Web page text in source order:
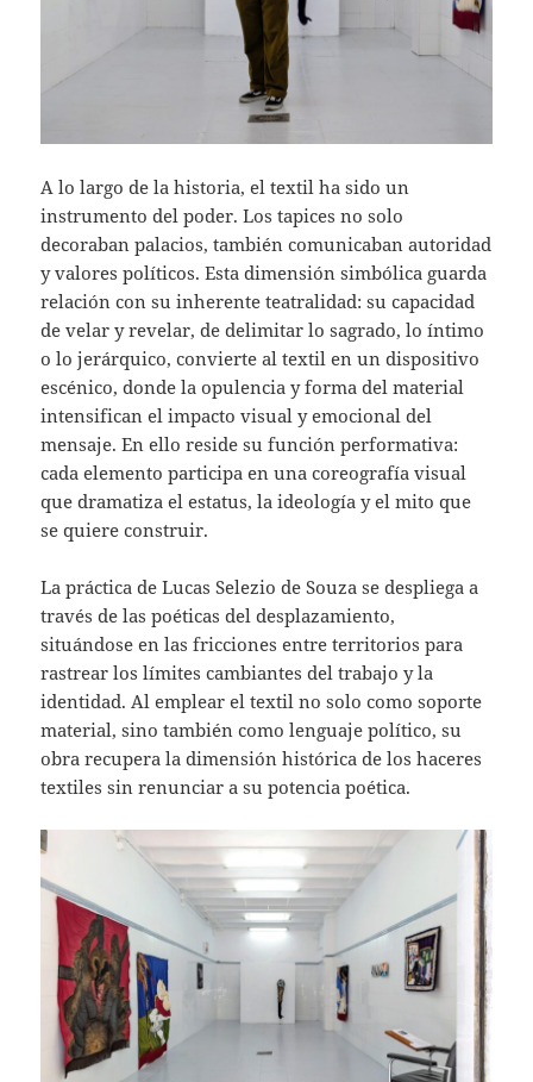
A lo largo de la historia, el textil ha sido un
instrumento del poder. Los tapices no solo
decoraban palacios, también comunicaban autoridad
y valores políticos. Esta dimensión simbólica guarda
relación con su inherente teatralidad: su capacidad
de velar y revelar, de delimitar lo sagrado, lo íntimo
o lo jerárquico, convierte al textil en un dispositivo
escénico, donde la opulencia y forma del material
intensifican el impacto visual y emocional del
mensaje. En ello reside su función performativa:
cada elemento participa en una coreografía visual
que dramatiza el estatus, la ideología y el mito que
se quiere construir.
La práctica de Lucas Selezio de Souza se despliega a
través de las poéticas del desplazamiento,
situándose en las fricciones entre territorios para
rastrear los límites cambiantes del trabajo y la
identidad. Al emplear el textil no solo como soporte
material, sino también como lenguaje político, su
obra recupera la dimensión histórica de los haceres
textiles sin renunciar a su potencia poética.